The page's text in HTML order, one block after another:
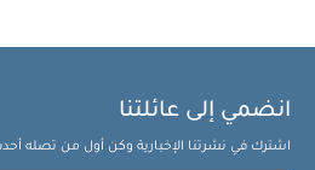
انضمي إلى عائلتنا
اشترك في نشرتنا الإخبارية وكن أول من تصله